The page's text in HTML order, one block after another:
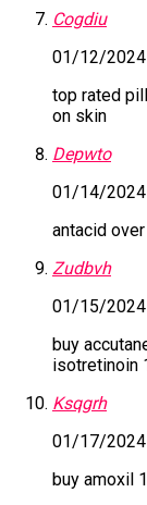
Cogdiu
01/12/2024
top rated
on skin
Depwto
01/14/2024
antacid
Zudbvh
01/15/2024
buy
isotretinoin
Ksqgrh
01/17/2024
buy amoxil